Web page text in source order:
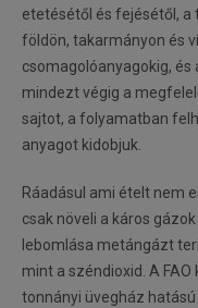
etetésétől és fejésétől,
földön, takarmányon és
csomagolóanyagokig,
mindezt végig a
sajtot, a folyamatban
anyagot kidobjuk.
Ráadásul ami ételt nem
csak növeli a káros
lebomlása metángázt
mint a széndioxid. A
tonnányi üvegház